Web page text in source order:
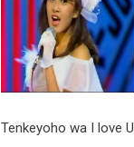
Tenkeyoho wa I love U